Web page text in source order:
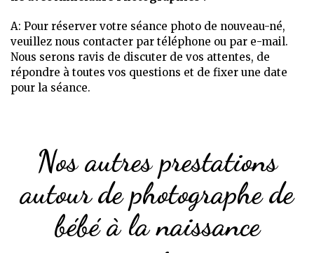
A: Pour réserver votre séance photo de nouveau-né,
veuillez nous contacter par téléphone ou par e-mail.
Nous serons ravis de discuter de vos attentes, de
répondre à toutes vos questions et de fixer une date
pour la séance.
Nos autres prestations
autour de photographe de
bébé à la naissance